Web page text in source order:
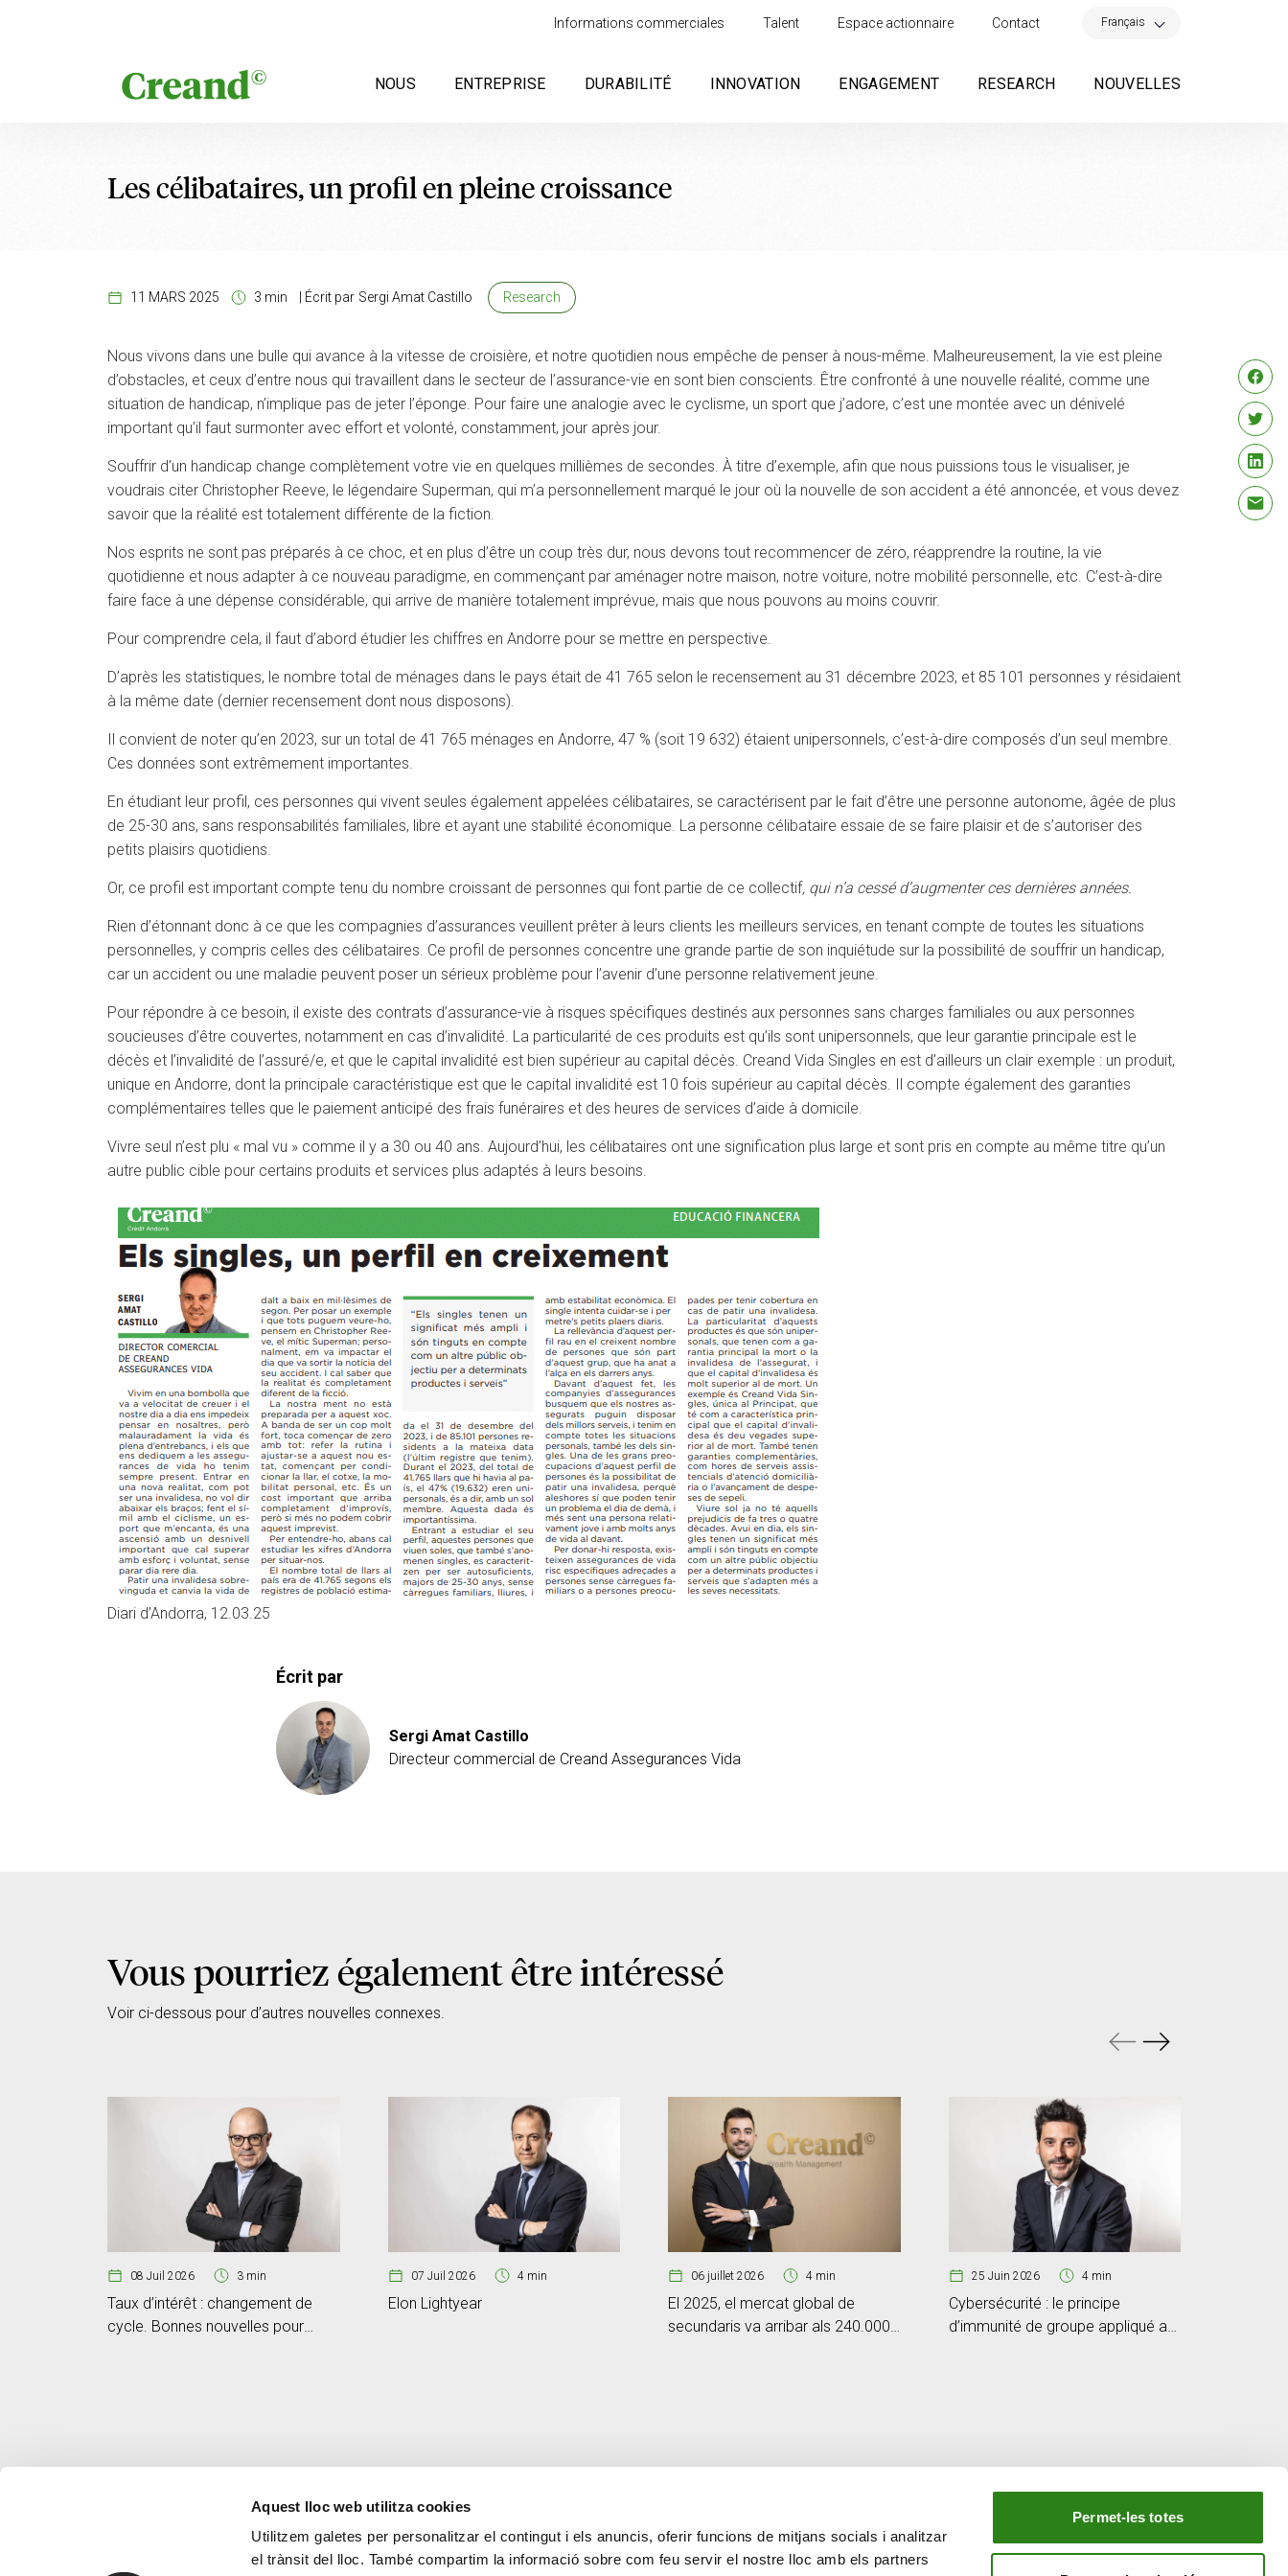
Aquest lloc web utilitza cookies
Utilitzem galetes per personalitzar el contingut i els anuncis, oferir funcions de mitjans socials i analitzar
el trànsit del lloc. També compartim la informació sobre com feu servir el nostre lloc amb els partners
Permet-les totes
Informations commerciales Talent Espace actionnaire Contact Français
NOUS ENTREPRISE DURABILITÉ INNOVATION ENGAGEMENT RESEARCH NOUVELLES
Les célibataires, un profil en pleine croissance
11 MARS 2025 3 min Écrit par Sergi Amat Castillo Research
Nous vivons dans une bulle qui avance à la vitesse de croisière, et notre quotidien nous empêche de penser à nous-même. Malheureusement, la vie est pleine
d’obstacles, et ceux d’entre nous qui travaillent dans le secteur de l’assurance-vie en sont bien conscients. Être confronté à une nouvelle réalité, comme une
situation de handicap, n’implique pas de jeter l’éponge. Pour faire une analogie avec le cyclisme, un sport que j’adore, c’est une montée avec un dénivelé
important qu’il faut surmonter avec effort et volonté, constamment, jour après jour.
Souffrir d’un handicap change complètement votre vie en quelques millièmes de secondes. À titre d’exemple, afin que nous puissions tous le visualiser, je
voudrais citer Christopher Reeve, le légendaire Superman, qui m’a personnellement marqué le jour où la nouvelle de son accident a été annoncée, et vous devez
savoir que la réalité est totalement différente de la fiction.
Nos esprits ne sont pas préparés à ce choc, et en plus d’être un coup très dur, nous devons tout recommencer de zéro, réapprendre la routine, la vie
quotidienne et nous adapter à ce nouveau paradigme, en commençant par aménager notre maison, notre voiture, notre mobilité personnelle, etc. C’est-à-dire
faire face à une dépense considérable, qui arrive de manière totalement imprévue, mais que nous pouvons au moins couvrir.
Pour comprendre cela, il faut d’abord étudier les chiffres en Andorre pour se mettre en perspective.
D’après les statistiques, le nombre total de ménages dans le pays était de 41 765 selon le recensement au 31 décembre 2023, et 85 101 personnes y résidaient
à la même date (dernier recensement dont nous disposons).
Il convient de noter qu’en 2023, sur un total de 41 765 ménages en Andorre, 47 % (soit 19 632) étaient unipersonnels, c’est-à-dire composés d’un seul membre.
Ces données sont extrêmement importantes.
En étudiant leur profil, ces personnes qui vivent seules également appelées célibataires, se caractérisent par le fait d’être une personne autonome, âgée de plus
de 25-30 ans, sans responsabilités familiales, libre et ayant une stabilité économique. La personne célibataire essaie de se faire plaisir et de s’autoriser des
petits plaisirs quotidiens.
Or, ce profil est important compte tenu du nombre croissant de personnes qui font partie de ce collectif, qui n’a cessé d’augmenter ces dernières années.
Rien d’étonnant donc à ce que les compagnies d’assurances veuillent prêter à leurs clients les meilleurs services, en tenant compte de toutes les situations
personnelles, y compris celles des célibataires. Ce profil de personnes concentre une grande partie de son inquiétude sur la possibilité de souffrir un handicap,
car un accident ou une maladie peuvent poser un sérieux problème pour l’avenir d’une personne relativement jeune.
Pour répondre à ce besoin, il existe des contrats d’assurance-vie à risques spécifiques destinés aux personnes sans charges familiales ou aux personnes
soucieuses d’être couvertes, notamment en cas d’invalidité. La particularité de ces produits est qu’ils sont unipersonnels, que leur garantie principale est le
décès et l’invalidité de l’assuré/e, et que le capital invalidité est bien supérieur au capital décès. Creand Vida Singles en est d’ailleurs un clair exemple : un produit,
unique en Andorre, dont la principale caractéristique est que le capital invalidité est 10 fois supérieur au capital décès. Il compte également des garanties
complémentaires telles que le paiement anticipé des frais funéraires et des heures de services d’aide à domicile.
Vivre seul n’est plu « mal vu » comme il y a 30 ou 40 ans. Aujourd’hui, les célibataires ont une signification plus large et sont pris en compte au même titre qu’un
autre public cible pour certains produits et services plus adaptés à leurs besoins.
Diari d’Andorra, 12.03.25
Écrit par
Sergi Amat Castillo
Directeur commercial de Creand Assegurances Vida
Vous pourriez également être intéressé
Voir ci-dessous pour d’autres nouvelles connexes.
08 Juil 2026 3 min
Taux d’intérêt : changement de
cycle. Bonnes nouvelles pour
07 Juil 2026 4 min
Elon Lightyear
06 juillet 2026 4 min
El 2025, el mercat global de
secundaris va arribar als 240.000
25 Juin 2026 4 min
Cybersécurité : le principe
d’immunité de groupe appliqué au
Contact
+376 88 88 88
PLUS CREAND
Gouvernance d'entreprise
NOTRE GROUPE